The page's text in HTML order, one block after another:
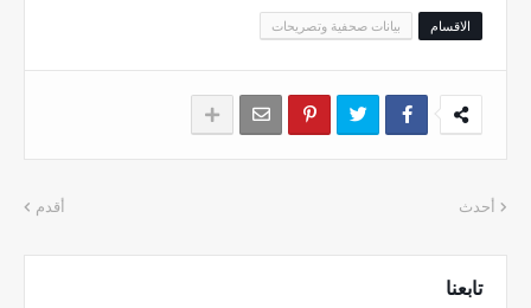
الاقسام بيانات صحفية وتصريحات
أحدث أقدم
تابعنا